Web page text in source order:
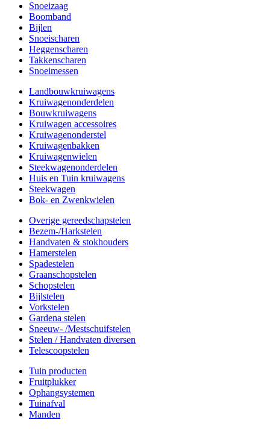
Snoeizaag
Boomband
Bijlen
Snoeischaren
Heggenscharen
Takkenscharen
Snoeimessen
Landbouwkruiwagens
Kruiwagenonderdelen
Bouwkruiwagens
Kruiwagen accessoires
Kruiwagenonderstel
Kruiwagenbakken
Kruiwagenwielen
Steekwagenonderdelen
Huis en Tuin kruiwagens
Steekwagen
Bok- en Zwenkwielen
Overige gereedschapstelen
Bezem-/Harkstelen
Handvaten & stokhouders
Hamerstelen
Spadestelen
Graanschopstelen
Schopstelen
Bijlstelen
Vorkstelen
Gardena stelen
Sneeuw- /Mestschuifstelen
Stelen / Handvaten diversen
Telescoopstelen
Tuin producten
Fruitplukker
Ophangsystemen
Tuinafval
Manden